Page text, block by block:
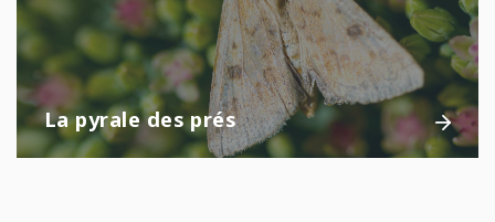
La pyrale des prés